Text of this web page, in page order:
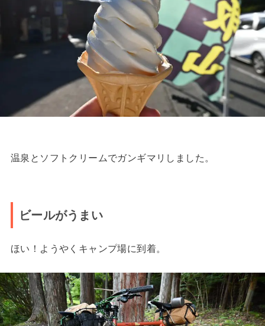
温泉とソフトクリームでガンギマリしました。
ビールがうまい
ほい！ようやくキャンプ場に到着。